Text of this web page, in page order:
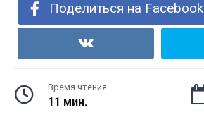
Поделиться на Facebook
Время чтения
11 мин.